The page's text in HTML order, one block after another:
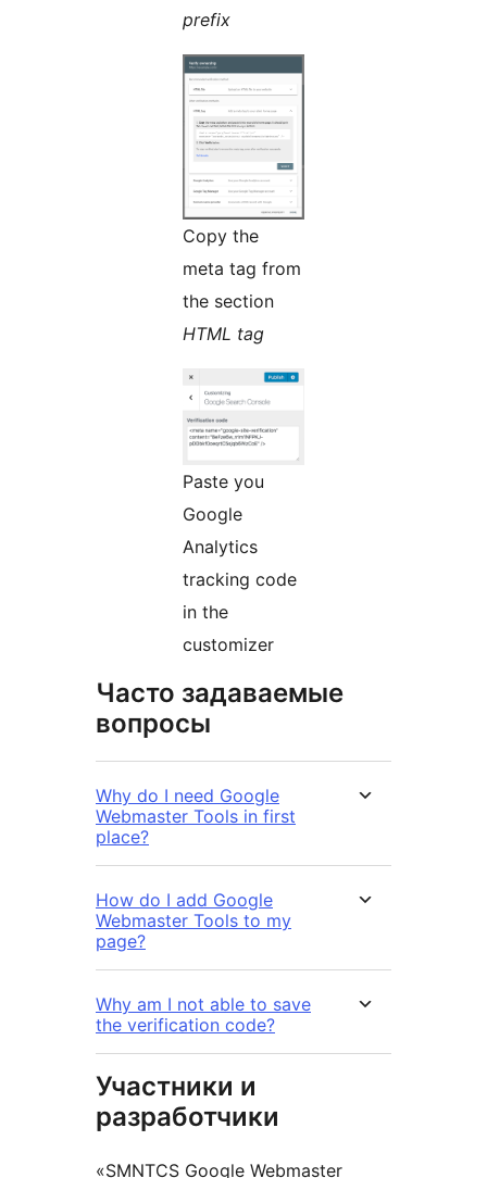
prefix
Copy the
meta tag from
the section
HTML tag
Paste you
Google
Analytics
tracking code
in the
customizer
Часто задаваемые
вопросы
Why do I need Google
Webmaster Tools in first
place?
How do I add Google
Webmaster Tools to my
page?
Why am I not able to save
the verification code?
Участники и
разработчики
«SMNTCS Google Webmaster